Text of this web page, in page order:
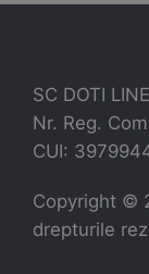
SC DOTI
Nr. Reg.
CUI:
Copyright ©
drepturile